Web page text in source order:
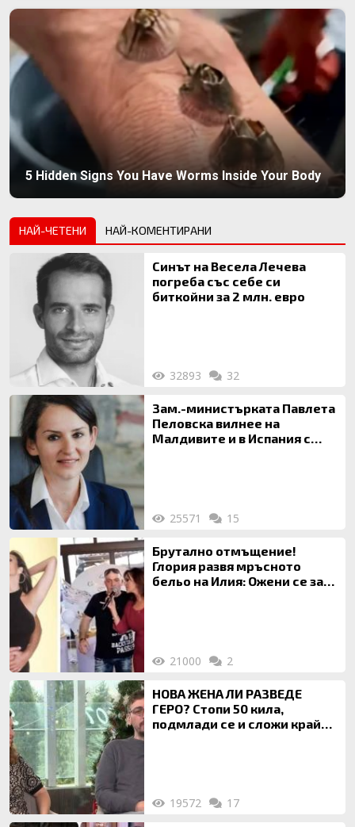
5 Hidden Signs You Have Worms Inside Your Body
НАЙ-ЧЕТЕНИ НАЙ-КОМЕНТИРАНИ
Синът на Весела Лечева
погреба със себе си
биткойни за 2 млн. евро
32893 32
Зам.-министърката Павлета
Пеловска вилнее на
Малдивите и в Испания с
25571 15
Брутално отмъщение!
Глория развя мръсното
бельо на Илия: Ожени се за
21000 2
НОВА ЖЕНА ЛИ РАЗВЕДЕ
ГЕРО? Стопи 50 кила,
подмлади се и сложи край
19572 17